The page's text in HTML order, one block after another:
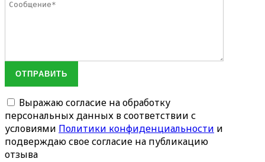
ОТПРАВИТЬ
Выражаю согласие на обработку
персональных данных в соответствии с
условиями Политики конфиденциальности и
подверждаю свое согласие на публикацию
отзыва